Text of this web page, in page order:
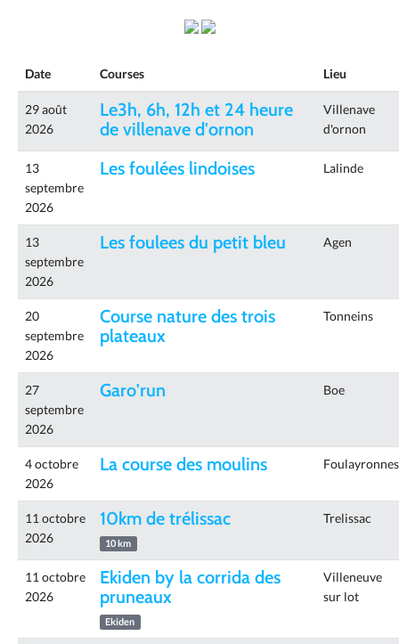
Date Courses Lieu
29 août
2026
Le3h, 6h, 12h et 24 heure
de villenave d'ornon
Villenave
d'ornon
13
septembre
2026
Les foulées lindoises Lalinde
13
septembre
2026
Les foulees du petit bleu Agen
20
septembre
2026
Course nature des trois
plateaux
Tonneins
27
septembre
2026
Garo'run Boe
4 octobre
2026
La course des moulins Foulayronnes
11 octobre
2026
10km de trélissac
10 km
Trelissac
11 octobre
2026
Ekiden by la corrida des
pruneaux
Ekiden
Villeneuve
sur lot